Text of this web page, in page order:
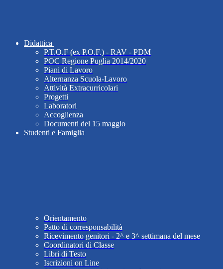
Didattica
P.T.O.F (ex P.O.F.) - RAV - PDM
POC Regione Puglia 2014/2020
Piani di Lavoro
Alternanza Scuola-Lavoro
Attività Extracurricolari
Progetti
Laboratori
Accoglienza
Documenti del 15 maggio
Studenti e Famiglia
Orientamento
Patto di corresponsabilità
Ricevimento genitori - 2^ e 3^ settimana del mese
Coordinatori di Classe
Libri di Testo
Iscrizioni on Line